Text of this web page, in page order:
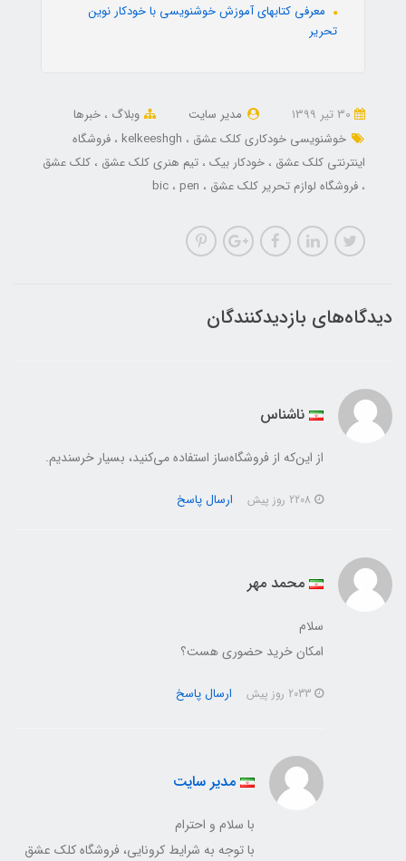
معرفی کتابهای آموزش خوشنویسی با خودکار نوین
تحریر
مدیر سایت وبلاگ
خبرها
خوشنویسی خودکاری کلک عشق
kelkeeshgh
فروشگاه
اینترنتی کلک عشق
خودکار بیک تیم هنری کلک عشق
کلک عشق
فروشگاه لوازم تحریر کلک عشق
bic pen
دیدگاه‌های بازدیدکنندگان
ناشناس
از این‌که از فروشگاه‌ساز استفاده می‌کنید، بسیار خرسندیم.
ارسال پاسخ
محمد مهر
سلام
امكان خريد حضوري هست؟
ارسال پاسخ
مدیر سایت
با سلام و احترام
با توجه به شرایط کرونایی، فروشگاه کلک عشق